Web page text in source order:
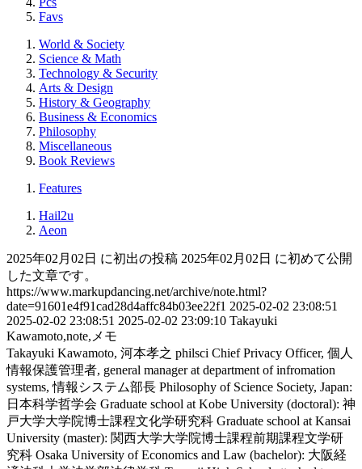
Favs
World & Society
Science & Math
Technology & Security
Arts & Design
History & Geography
Business & Economics
Philosophy
Miscellaneous
Book Reviews
Features
Hail2u
Aeon
2025年02月02日 に初出の投稿 2025年02月02日 に初めて公開
した文章です。
https://www.markupdancing.net/archive/note.html?
date=91601e4f91cad28d4affc84b03ee22f1 2025-02-02 23:08:51
2025-02-02 23:08:51 2025-02-02 23:09:10 Takayuki
Kawamoto,note,メモ
Takayuki Kawamoto, 河本孝之 philsci Chief Privacy Officer, 個人
情報保護管理者, general manager at department of infromation
systems, 情報システム部長 Philosophy of Science Society, Japan:
日本科学哲学会 Graduate school at Kobe University (doctoral): 神
戸大学大学院博士課程文化学研究科 Graduate school at Kansai
University (master): 関西大学大学院博士課程前期課程文学研
究科 Osaka University of Economics and Law (bachelor): 大阪経